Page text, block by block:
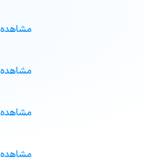
مشاهده
مشاهده
مشاهده
مشاهده